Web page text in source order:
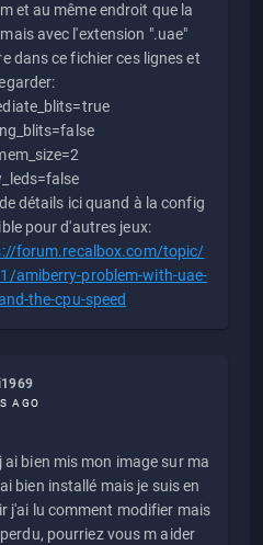
et au même endroit que la
avec l'extension ".uae"
dans ce fichier ces lignes et
détails ici quand à la config
pour d'autres jeux:
forum.recalbox.com/topic/
amiberry-problem-with-uae-
the-cpu-speed
AGO
ai bien mis mon image sur ma
bien installé mais je suis en
j'ai lu comment modifier mais
perdu, pourriez vous m aider